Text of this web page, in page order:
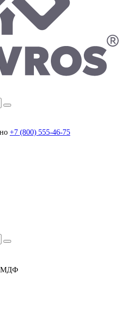
+7 (800) 555-46-75
МДФ